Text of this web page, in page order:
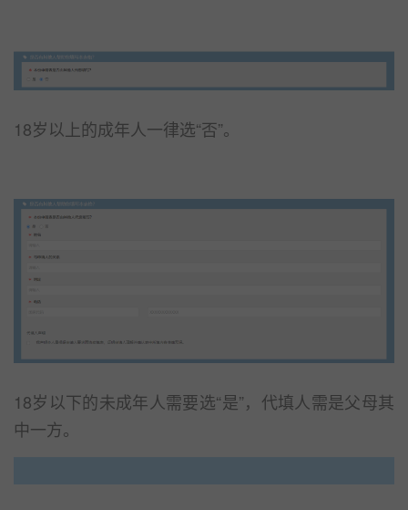
18岁以上的成年人一律选“否”。
18岁以下的未成年人需要选“是”，代填人需是父母其
中一方。